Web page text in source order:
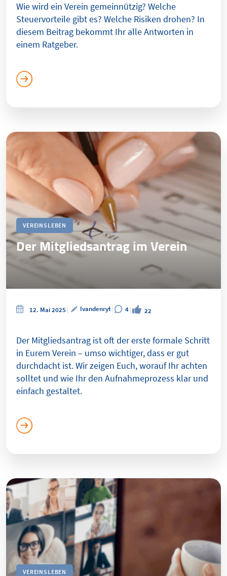
Wie wird ein Verein gemeinnützig? Welche
Steuervorteile gibt es? Welche Risiken drohen? In
diesem Beitrag bekommt Ihr alle Antworten in
einem Ratgeber.
VEREINSLEBEN
Der Mitgliedsantrag im Verein
12. Mai 2025 lvandenryt 4 22
Der Mitgliedsantrag ist oft der erste formale Schritt
in Eurem Verein – umso wichtiger, dass er gut
durchdacht ist. Wir zeigen Euch, worauf Ihr achten
solltet und wie Ihr den Aufnahmeprozess klar und
einfach gestaltet.
VEREINSLEBEN